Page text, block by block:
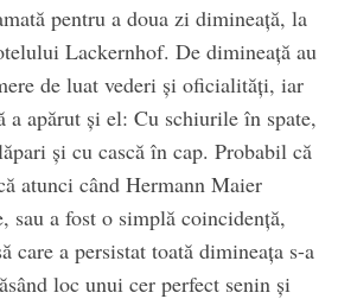
pentru a doua zi dimineaţă, la
Lackernhof. De dimineaţă au
de luat vederi şi oficialităţi, iar
a apărut şi el: Cu schiurile în spate,
şi cu cască în cap. Probabil că
atunci când Hermann Maier
sau a fost o simplă coincidenţă,
care a persistat toată dimineaţa s-a
loc unui cer perfect senin şi